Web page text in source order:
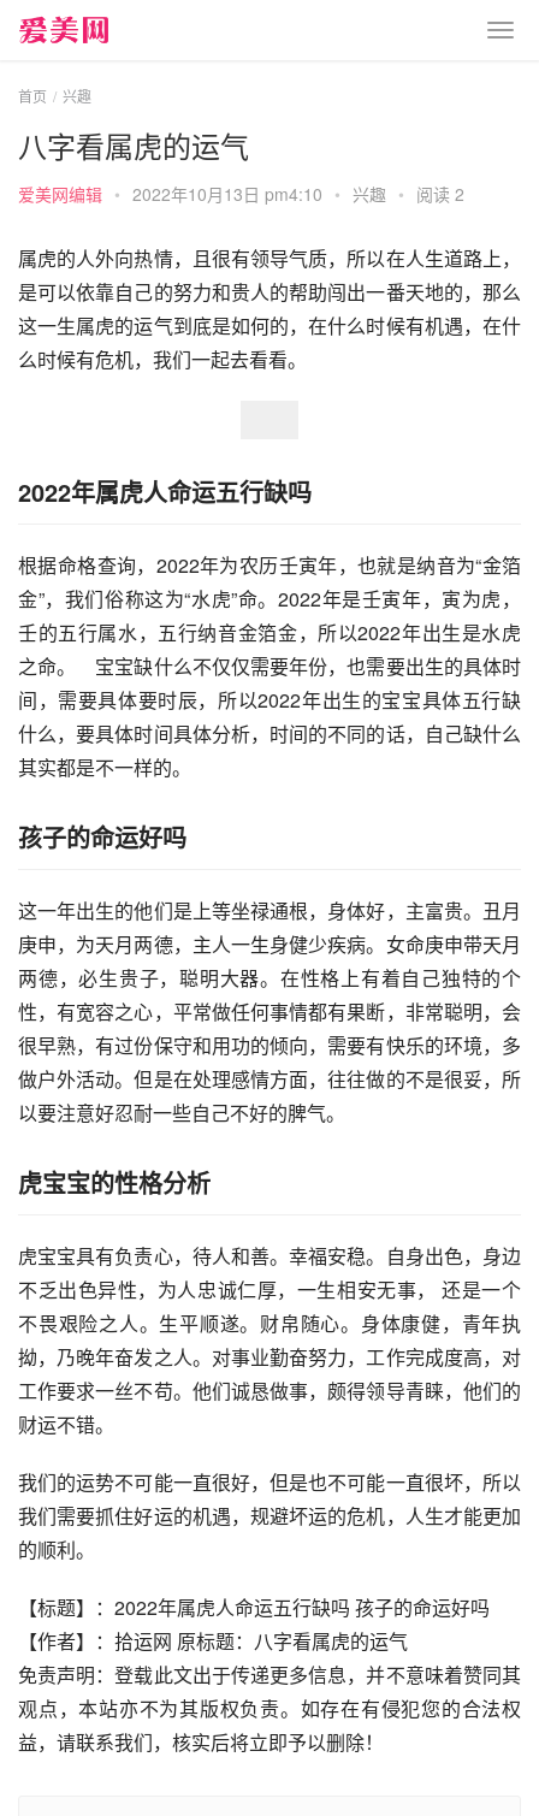
首页 兴趣
八字看属虎的运气
爱美网编辑 • 2022年10月13日 pm4:10 • 兴趣 • 阅读 2
属虎的人外向热情，且很有领导气质，所以在人生道路上，
是可以依靠自己的努力和贵人的帮助闯出一番天地的，那么
这一生属虎的运气到底是如何的，在什么时候有机遇，在什
么时候有危机，我们一起去看看。
2022年属虎人命运五行缺吗
根据命格查询，2022年为农历壬寅年，也就是纳音为“金箔
金”，我们俗称这为“水虎”命。2022年是壬寅年，寅为虎，
壬的五行属水，五行纳音金箔金，所以2022年出生是水虎
之命。　宝宝缺什么不仅仅需要年份，也需要出生的具体时
间，需要具体要时辰，所以2022年出生的宝宝具体五行缺
什么，要具体时间具体分析，时间的不同的话，自己缺什么
其实都是不一样的。
孩子的命运好吗
这一年出生的他们是上等坐禄通根，身体好，主富贵。丑月
庚申，为天月两德，主人一生身健少疾病。女命庚申带天月
两德，必生贵子，聪明大器。在性格上有着自己独特的个
性，有宽容之心，平常做任何事情都有果断，非常聪明，会
很早熟，有过份保守和用功的倾向，需要有快乐的环境，多
做户外活动。但是在处理感情方面，往往做的不是很妥，所
以要注意好忍耐一些自己不好的脾气。
虎宝宝的性格分析
虎宝宝具有负责心，待人和善。幸福安稳。自身出色，身边
不乏出色异性，为人忠诚仁厚，一生相安无事， 还是一个
不畏艰险之人。生平顺遂。财帛随心。身体康健，青年执
拗，乃晚年奋发之人。对事业勤奋努力，工作完成度高，对
工作要求一丝不苟。他们诚恳做事，颇得领导青睐，他们的
财运不错。
我们的运势不可能一直很好，但是也不可能一直很坏，所以
我们需要抓住好运的机遇，规避坏运的危机，人生才能更加
的顺利。
【标题】：2022年属虎人命运五行缺吗 孩子的命运好吗
【作者】：拾运网 原标题：八字看属虎的运气
免责声明：登载此文出于传递更多信息，并不意味着赞同其
观点，本站亦不为其版权负责。如存在有侵犯您的合法权
益，请联系我们，核实后将立即予以删除！